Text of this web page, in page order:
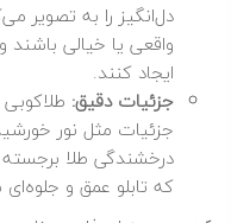
دل‌انگیز را به تصویر
واقعی یا خیالی
ایجاد کنند.
جزئیات دقیق:
جزئیات مثل نور
درخشندگی طلا
که تابلو عمق و